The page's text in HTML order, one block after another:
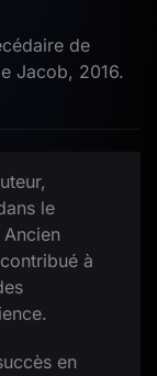
de
Jacob, 2016.
le
à
en